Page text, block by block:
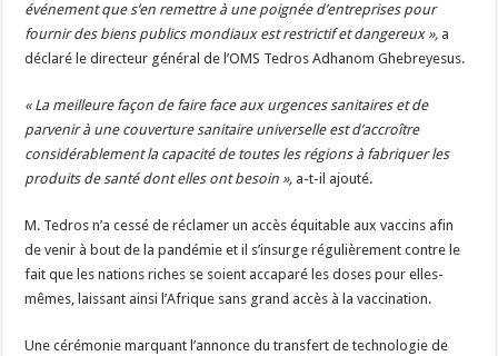
événement que s’en remettre à une poignée d’entreprises pour
fournir des biens publics mondiaux est restrictif et dangereux », a
déclaré le directeur général de l’OMS Tedros Adhanom Ghebreyesus.
« La meilleure façon de faire face aux urgences sanitaires et de
parvenir à une couverture sanitaire universelle est d’accroître
considérablement la capacité de toutes les régions à fabriquer les
produits de santé dont elles ont besoin », a-t-il ajouté.
M. Tedros n’a cessé de réclamer un accès équitable aux vaccins afin
de venir à bout de la pandémie et il s’insurge régulièrement contre le
fait que les nations riches se soient accaparé les doses pour elles-
mêmes, laissant ainsi l’Afrique sans grand accès à la vaccination.
Une cérémonie marquant l’annonce du transfert de technologie de